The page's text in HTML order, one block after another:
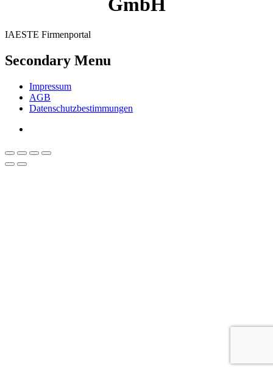
GmbH
IAESTE Firmenportal
Secondary Menu
Impressum
AGB
Datenschutzbestimmungen